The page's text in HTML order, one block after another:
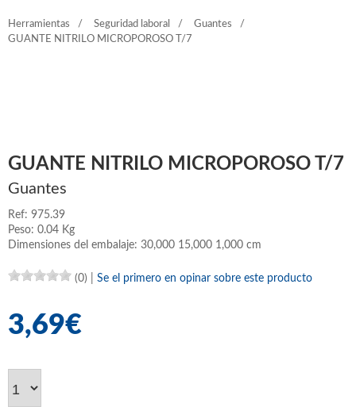
Herramientas Seguridad laboral
Guantes
GUANTE NITRILO MICROPOROSO T/7
GUANTE NITRILO MICROPOROSO T/7
Guantes
Ref: 975.39
Peso: 0.04 Kg
Dimensiones del embalaje: 30,000 15,000 1,000 cm
(0) Se el primero en opinar sobre este producto
3,69€